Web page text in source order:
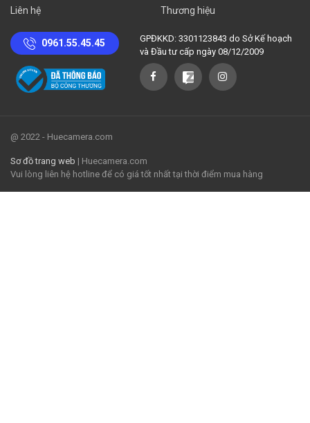
Liên hệ
Thương hiệu
0961.55.45.45
GPĐKKD: 3301123843 do Sở Kế hoạch
và Đầu tư cấp ngày 08/12/2009
@ 2022 - Huecamera.com
Sơ đồ trang web | Huecamera.com
Vui lòng liên hệ hotline để có giá tốt nhất tại thời điểm mua hàng